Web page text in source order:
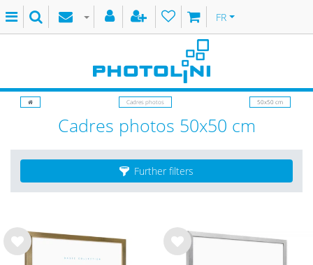
FR
Cadres photos 50x50 cm
Cadres photos 50x50 cm
Further filters
List
List